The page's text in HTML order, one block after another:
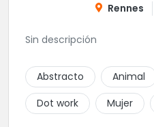
Rennes
Sin descripción
Abstracto Animal
Dot work
Mujer